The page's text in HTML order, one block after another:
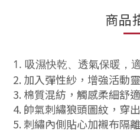
商品
1. 吸濕快乾、透氣保暖，
2. 加入彈性紗，增強活動
3. 棉質混紡，觸感柔細舒適
4. 帥氣刺繡狼頭圖紋，穿
5. 刺繡內側貼心加襯布隔